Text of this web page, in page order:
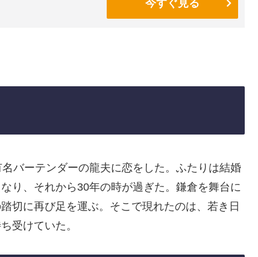
今すぐ見る
バーテンダーの龍夫に恋をした。ふたりは結婚
り、それから30年の時が過ぎた。鎌倉を舞台に
切に再び足を運ぶ。そこで現れたのは、若き日
受けていた。